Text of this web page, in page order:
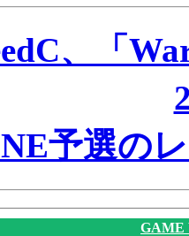
、「
予選の
GAME